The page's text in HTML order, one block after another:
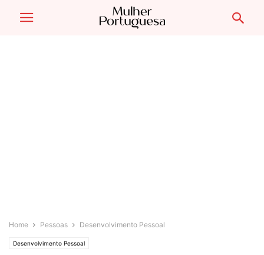
Home Pessoas Desenvolvimento Pessoal
Desenvolvimento Pessoal